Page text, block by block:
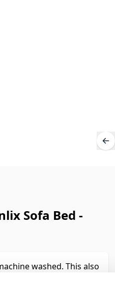
Sofa Bed -
washed. This also